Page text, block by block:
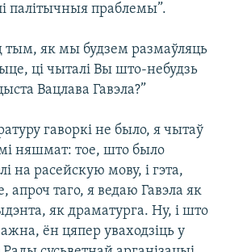
палітычныя праблемы”.
як мы будзем размаўляць
ці чыталі Вы што-небудзь
Вацлава Гавэла?”
гаворкі не было, я чытаў
няшмат: тое, што было
на расейскую мову, і гэта,
таго, я ведаю Гавэла як
як драматурга. Ну, і што
ён цяпер уваходзіць у